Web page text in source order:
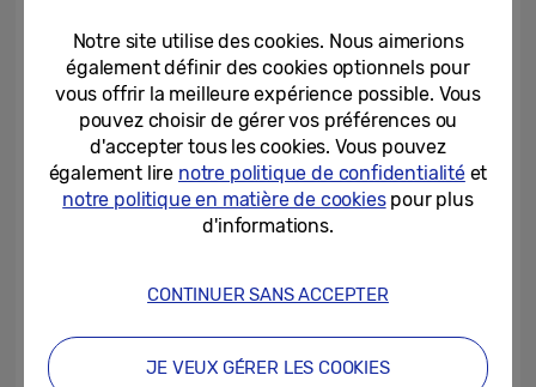
Notre site utilise des cookies. Nous aimerions
également définir des cookies optionnels pour
vous offrir la meilleure expérience possible. Vous
pouvez choisir de gérer vos préférences ou
d'accepter tous les cookies. Vous pouvez
également lire notre politique de confidentialitéet
notre politique en matière de cookiespour plus
d'informations.
CONTINUER SANS ACCEPTER
JE VEUX GÉRER LES COOKIES